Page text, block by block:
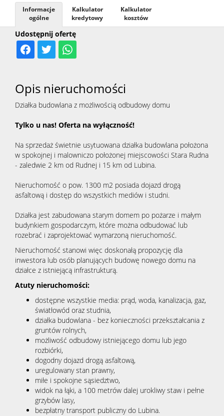
RODO
Udostępnij ofertę
Informacje
ogólne
Kalkulator
kredytowy
Kalkulator
kosztów
Opis nieruchomości
Działka budowlana z możliwością odbudowy domu
Tylko u nas! Oferta na wyłączność!
Na sprzedaż świetnie usytuowana działka budowlana położona
w spokojnej i malowniczo położonej miejscowości Stara Rudna
- zaledwie 2 km od Rudnej i 15 km od Lubina.
Nieruchomość o pow. 1300 m2 posiada dojazd drogą
asfaltową i dostęp do wszystkich mediów i studni.
Działka jest zabudowana starym domem po pożarze i małym
budynkiem gospodarczym, które można odbudować lub
rozebrać i zaprojektować wymarzoną nieruchomość.
Nieruchomość stanowi więc doskonałą propozycję dla
inwestora lub osób planujących budowę nowego domu na
działce z istniejącą infrastrukturą.
Atuty nieruchomości:
dostępne wszystkie media: prąd, woda, kanalizacja, gaz,
światłowód oraz studnia,
działka budowlana - bez konieczności przekształcania z
gruntów rolnych,
możliwość odbudowy istniejącego domu lub jego
rozbiórki,
dogodny dojazd drogą asfaltową,
uregulowany stan prawny,
miłe i spokojne sąsiedztwo,
widok na łąki, a 100 metrów dalej urokliwy staw i pełne
grzybów lasy,
bezpłatny transport publiczny do Lubina.